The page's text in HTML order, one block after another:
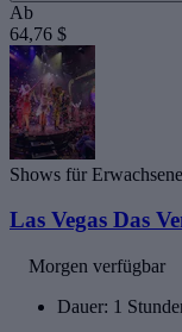
Ab
64,76 $
Shows für Erwachsene
Las Vegas Das
Morgen verfügbar
Dauer: 1